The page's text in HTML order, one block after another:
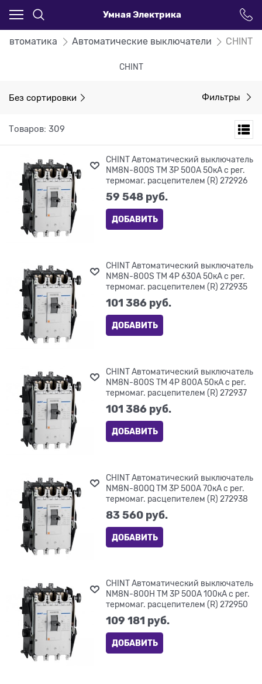
Умная Электрика
Автоматика Автоматические выключатели CHINT
CHINT
Без сортировки Фильтры
Товаров: 309
CHINT Автоматический выключатель
NM8N-800S TM 3P 500А 50кА с рег.
термомаг. расцепителем (R) 272926
59 548 руб.
ДОБАВИТЬ
CHINT Автоматический выключатель
NM8N-800S TM 4P 630А 50кА с рег.
термомаг. расцепителем (R) 272935
101 386 руб.
ДОБАВИТЬ
CHINT Автоматический выключатель
NM8N-800S TM 4P 800А 50кА с рег.
термомаг. расцепителем (R) 272937
101 386 руб.
ДОБАВИТЬ
CHINT Автоматический выключатель
NM8N-800Q TM 3P 500А 70кА с рег.
термомаг. расцепителем (R) 272938
83 560 руб.
ДОБАВИТЬ
CHINT Автоматический выключатель
NM8N-800H TM 3P 500А 100кА с рег.
термомаг. расцепителем (R) 272950
109 181 руб.
ДОБАВИТЬ